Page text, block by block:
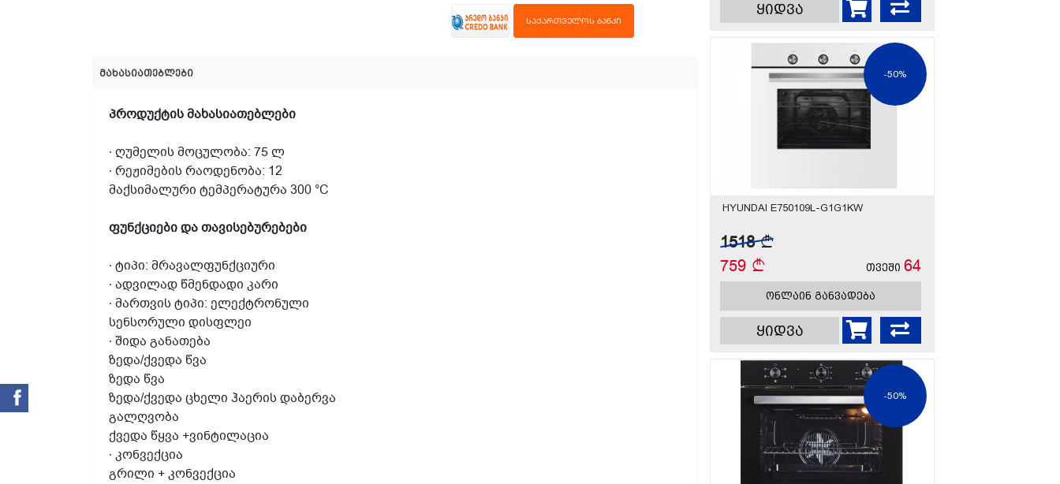
ᲡᲐᲥᲐᲠᲗᲕᲔᲚᲝᲡ ᲑᲐᲜᲙᲘ
მახასიათებლები
პროდუქტისმახასიათებლები
∙ ღუმელისმოცულობა: 75ლ
∙ რეჟიმებისრაოდენობა: 12
მაქსიმალური ტემპერატურა 300 °С
ფუნქციებიდათავისებურებები
∙ ტიპი: მრავალფუნქციური
∙ ადვილად წმენდადი კარი
∙ მართვისტიპი: ელექტრონული
სენსორული დისფლეი
∙ შიდა განათება
ზედა/ქვედა წვა
ზედა წვა
ზედა/ქვედა ცხელი ჰაერის დაბერვა
გალღვობა
ქვედა წყვა +ვინტილაცია
∙ კონვექცია
გრილი +კონვექცია
ყიდვა
-50%
HYUNDAI E750109L-G1G1KW
1518
759
თვეში 64
ონლაინ განვადება
ყიდვა
-50%